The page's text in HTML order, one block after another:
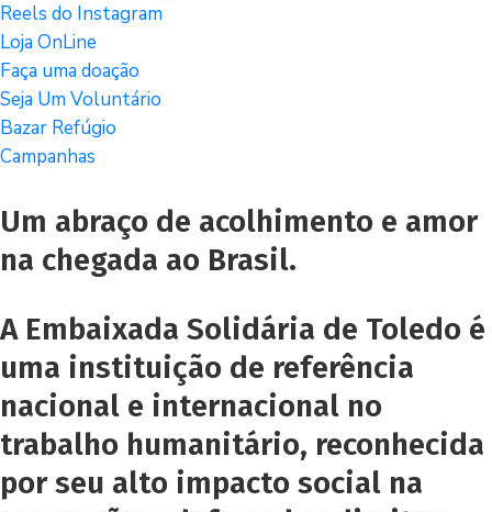
Reels do Instagram
Loja OnLine
Faça uma doação
Seja Um Voluntário
Bazar Refúgio
Campanhas
Um abraço de acolhimento e amor
na chegada ao Brasil.
A Embaixada Solidária de Toledo é
uma instituição de referência
nacional e internacional no
trabalho humanitário, reconhecida
por seu alto impacto social na